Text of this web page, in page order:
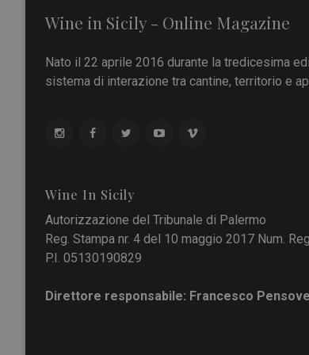
Wine in Sicily - Online Magazine
Nato il 22 aprile 2016 durante la tredicesima
sistema di interazione tra cantine, territorio e
Wine In Sicily
Autorizzazione del Tribunale di Palermo
Reg. Stampa nr. 4 del 10 maggio 2017 Num.
P.I. 05130190829
Direttore responsabile: Francesco